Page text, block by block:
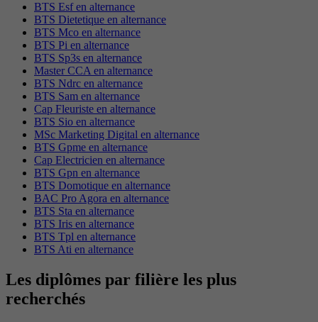
BTS Esf en alternance
BTS Dietetique en alternance
BTS Mco en alternance
BTS Pi en alternance
BTS Sp3s en alternance
Master CCA en alternance
BTS Ndrc en alternance
BTS Sam en alternance
Cap Fleuriste en alternance
BTS Sio en alternance
MSc Marketing Digital en alternance
BTS Gpme en alternance
Cap Electricien en alternance
BTS Gpn en alternance
BTS Domotique en alternance
BAC Pro Agora en alternance
BTS Sta en alternance
BTS Iris en alternance
BTS Tpl en alternance
BTS Ati en alternance
Les diplômes par filière les plus
recherchés